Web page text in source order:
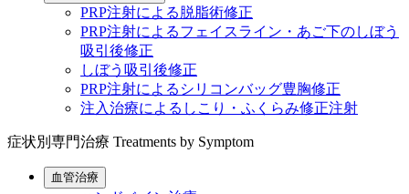
PRP注射による脱脂術修正
PRP注射によるフェイスライン・あご下のしぼう
吸引後修正
しぼう吸引後修正
PRP注射によるシリコンバッグ豊胸修正
注入治療によるしこり・ふくらみ修正注射
症状別専門治療 Treatments by Symptom
血管治療